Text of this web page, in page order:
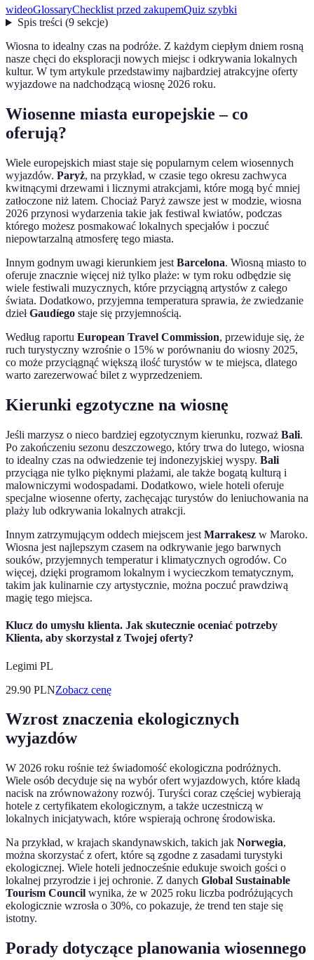
wideoGlossaryChecklist przed zakupemQuiz szybki
Spis treści(9 sekcje)
Wiosna to idealny czas na podróże. Z każdym ciepłym dniem rosną
nasze chęci do eksploracji nowych miejsc i odkrywania lokalnych
kultur. W tym artykule przedstawimy najbardziej atrakcyjne oferty
wyjazdowe na nadchodzącą wiosnę 2026 roku.
Wiosenne miasta europejskie – co
oferują?
Wiele europejskich miast staje się popularnym celem wiosennych
wyjazdów. Paryż, na przykład, w czasie tego okresu zachwyca
kwitnącymi drzewami i licznymi atrakcjami, które mogą być mniej
zatłoczone niż latem. Chociaż Paryż zawsze jest w modzie, wiosna
2026 przynosi wydarzenia takie jak festiwal kwiatów, podczas
którego możesz posmakować lokalnych specjałów i poczuć
niepowtarzalną atmosferę tego miasta.
Innym godnym uwagi kierunkiem jest Barcelona. Wiosną miasto to
oferuje znacznie więcej niż tylko plaże: w tym roku odbędzie się
wiele festiwali muzycznych, które przyciągną artystów z całego
świata. Dodatkowo, przyjemna temperatura sprawia, że zwiedzanie
dziełGaudíego staje się przyjemnością.
Według raportu European Travel Commission, przewiduje się, że
ruch turystyczny wzrośnie o 15% w porównaniu do wiosny 2025,
co może przyciągnąć większą ilość turystów w te miejsca, dlatego
warto zarezerwować bilet z wyprzedzeniem.
Kierunki egzotyczne na wiosnę
Jeśli marzysz o nieco bardziej egzotycznym kierunku, rozważ Bali.
Po zakończeniu sezonu deszczowego, który trwa do lutego, wiosna
to idealny czas na odwiedzenie tej indonezyjskiej wyspy. Bali
przyciąga nie tylko pięknymi plażami, ale także bogatą kulturą i
malowniczymi wodospadami. Dodatkowo, wiele hoteli oferuje
specjalne wiosenne oferty, zachęcając turystów do leniuchowania na
plaży lub odkrywania lokalnych atrakcji.
Innym zatrzymującym oddech miejscem jest Marrakesz w Maroko.
Wiosna jest najlepszym czasem na odkrywanie jego barwnych
souków, przyjemnych temperatur i klimatycznych ogrodów. Co
więcej, dzięki programom lokalnym i wycieczkom tematycznym,
takim jak kulinarnie czy artystycznie, można poczuć prawdziwą
magię tego miejsca.
Klucz do umysłu klienta. Jak skutecznie oceniać potrzeby
Klienta, aby skorzystał z Twojej oferty?
Legimi PL
29.90 PLNZobacz cenę
Wzrost znaczenia ekologicznych
wyjazdów
W 2026 roku rośnie też świadomość ekologiczna podróżnych.
Wiele osób decyduje się na wybór ofert wyjazdowych, które kładą
nacisk na zrównoważony rozwój. Turyści coraz częściej wybierają
hotele z certyfikatem ekologicznym, a także uczestniczą w
lokalnych inicjatywach, które wspierają ochronę środowiska.
Na przykład, w krajach skandynawskich, takich jak Norwegia,
można skorzystać z ofert, które są zgodne z zasadami turystyki
ekologicznej. Wiele hoteli jednocześnie edukuje swoich gości o
lokalnej przyrodzie i jej ochronie. Z danych Global Sustainable
Tourism Council wynika, że w 2025 roku liczba podróżujących
ekologicznie wzrosła o 30%, co pokazuje, że trend ten staje się
istotny.
Porady dotyczące planowania wiosennego